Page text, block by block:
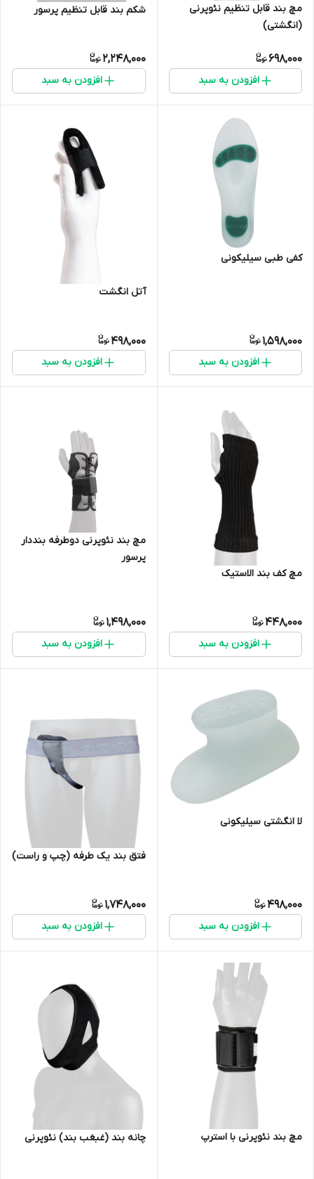
مچ بند قابل تنظیم نئوپرنی
(انگشتی)
698,000
افزودن به سبد
شکم بند قابل تنظیم پرسور
2,248,000
افزودن به سبد
کفی طبی سیلیکونی
1,598,000
افزودن به سبد
آتل انگشت
498,000
افزودن به سبد
مچ کف بند الاستیک
448,000
افزودن به سبد
مچ بند نئوپرنی دوطرفه بنددار
پرسور
1,498,000
افزودن به سبد
لا انگشتی سیلیکونی
498,000
افزودن به سبد
فتق بند یک طرفه (چپ و راست)
1,748,000
افزودن به سبد
مچ بند نئوپرنی با استرپ چانه بند (غبغب بند) نئوپرنی